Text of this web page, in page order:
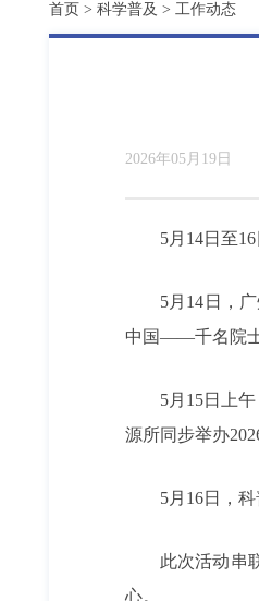
首页 > 科学普及 > 工作动态
2026年05月19日
5月14日至
5月14日，
中国——千名院士
5月15日上
源所同步举办
5月16日，
此次活动串
心。